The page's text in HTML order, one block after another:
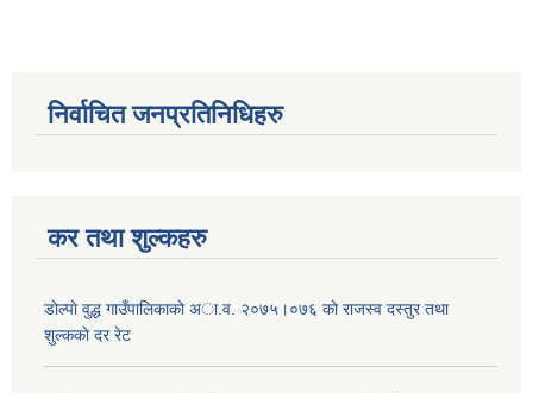
निर्वाचित जनप्रतिनिधिहरु
कर तथा शुल्कहरु
डाेल्पाे वुद्ध गाउँपालिकाकाे अा.व. २०७५।०७६ काे राजस्व दस्तुर तथा
शुल्ककाे दर रेट